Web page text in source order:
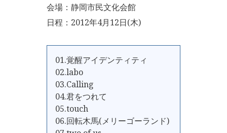
会場：静岡市民文化会館
日程：2012年4月12日(木)
01.覚醒アイデンティティ
02.labo
03.Calling
04.君をつれて
05.touch
06.回転木馬(メリーゴーランド)